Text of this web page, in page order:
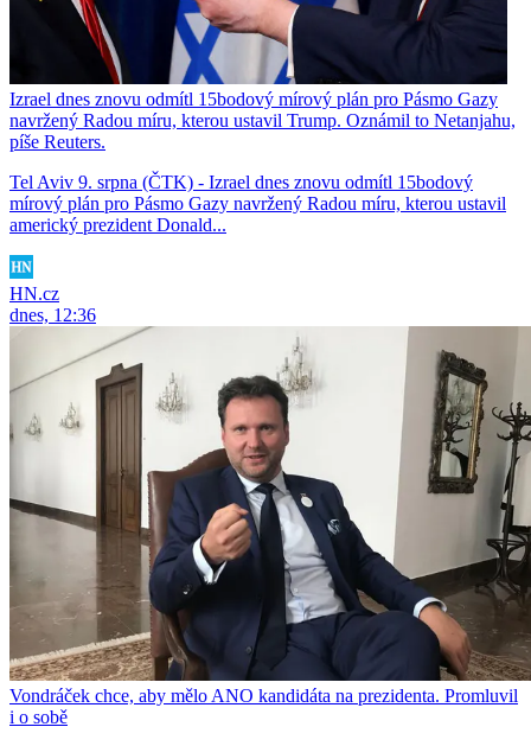
Izrael dnes znovu odmítl 15bodový mírový plán pro Pásmo Gazy
navržený Radou míru, kterou ustavil Trump. Oznámil to Netanjahu,
píše Reuters.
Tel Aviv 9. srpna (ČTK) - Izrael dnes znovu odmítl 15bodový
mírový plán pro Pásmo Gazy navržený Radou míru, kterou ustavil
americký prezident Donald...
HN.cz
dnes, 12:36
Vondráček chce, aby mělo ANO kandidáta na prezidenta. Promluvil
i o sobě